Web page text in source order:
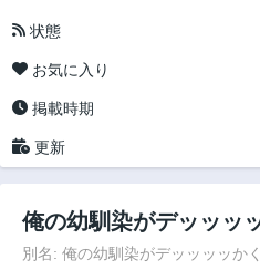
状態
お気に入り
掲載時期
更新
俺の幼馴染がデッッッ
別名: 俺の幼馴染がデッッッッか